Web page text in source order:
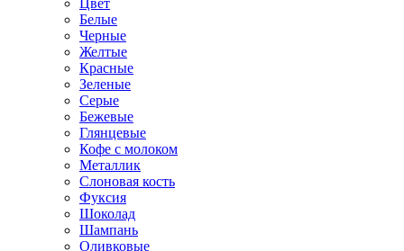
Цвет
Белые
Черные
Желтые
Красные
Зеленые
Серые
Бежевые
Глянцевые
Кофе с молоком
Металлик
Слоновая кость
Фуксия
Шоколад
Шампань
Оливковые